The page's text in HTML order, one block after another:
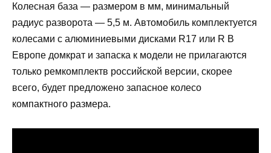
Колесная база — размером в мм, минимальный
радиус разворота — 5,5 м. Автомобиль комплектуется
колесами с алюминиевыми дисками R17 или R В
Европе домкрат и запаска к модели не прилагаются
только ремкомплектв российской версии, скорее
всего, будет предложено запасное колесо
компактного размера.